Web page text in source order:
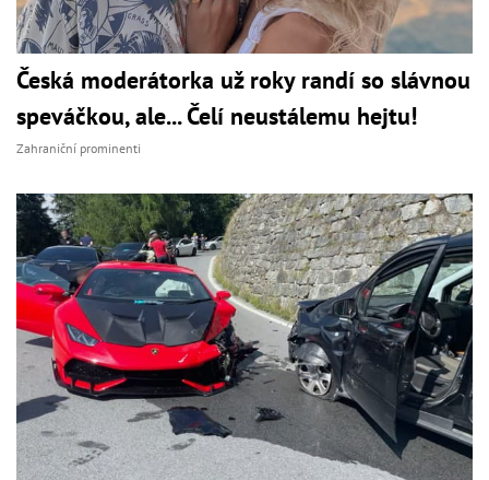
Česká moderátorka už roky randí so slávnou
speváčkou, ale... Čelí neustálemu hejtu!
Zahraniční prominenti